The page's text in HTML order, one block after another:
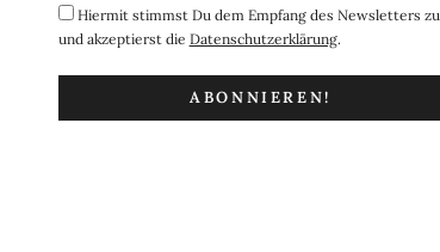
Hiermit stimmst Du dem Empfang des Newsletters zu
und akzeptierst die Datenschutzerklärung.